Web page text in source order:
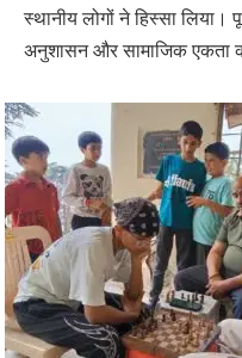
स्थानीय लोगों ने हिस्सा
अनुशासन और सामाजिक एकता